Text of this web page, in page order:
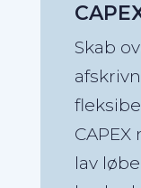
Skab
lav